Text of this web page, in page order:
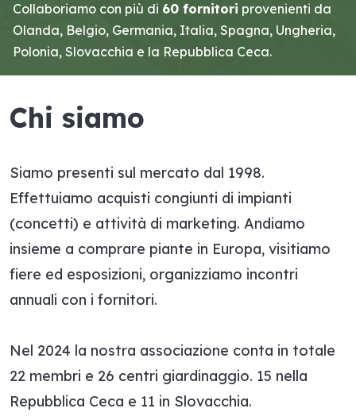
Collaboriamo con più di 60 fornitori provenienti da
Olanda, Belgio, Germania, Italia, Spagna, Ungheria,
Polonia, Slovacchia e la Repubblica Ceca.
Chi siamo
Siamo presenti sul mercato dal 1998.
Effettuiamo acquisti congiunti di impianti
(concetti) e attività di marketing. Andiamo
insieme a comprare piante in Europa, visitiamo
fiere ed esposizioni, organizziamo incontri
annuali con i fornitori.
Nel 2024 la nostra associazione conta in totale
22 membri e 26 centri giardinaggio. 15 nella
Repubblica Ceca e 11 in Slovacchia.